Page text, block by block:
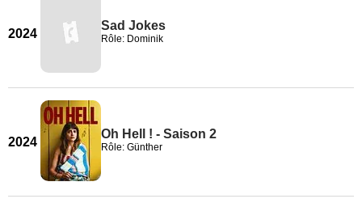
2024
Sad Jokes
Rôle: Dominik
2024
Oh Hell ! - Saison 2
Rôle: Günther